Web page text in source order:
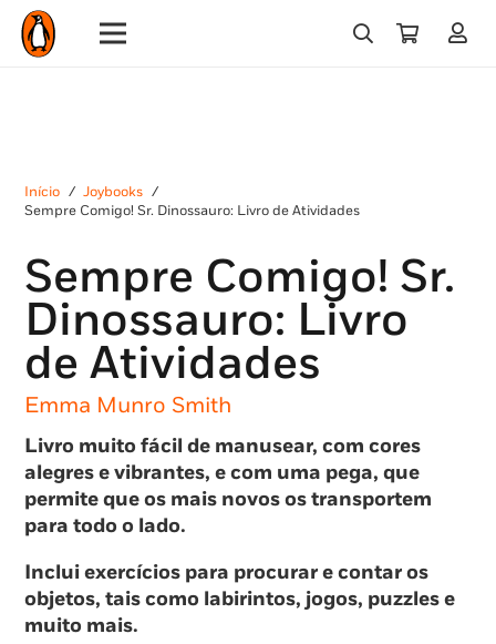
Início / Joybooks /
Sempre Comigo! Sr. Dinossauro: Livro de Atividades
Sempre Comigo! Sr.
Dinossauro: Livro
de Atividades
Emma Munro Smith
Livro muito fácil de manusear, com cores
alegres e vibrantes, e com uma pega, que
permite que os mais novos os transportem
para todo o lado.
Inclui exercícios para procurar e contar os
objetos, tais como labirintos, jogos, puzzles e
muito mais.